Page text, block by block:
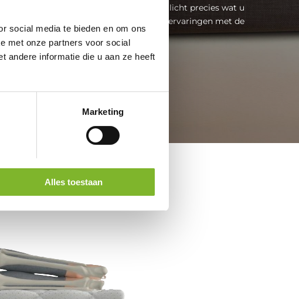
social media te bieden en om ons
met onze partners voor social
andere informatie die u aan ze heeft
Marketing
Alles toestaan
Dan is de Cloudpillo boxspring wellicht precies wat u
In deze uitgebreide review leest u onze ervaringen met de
boxspring...